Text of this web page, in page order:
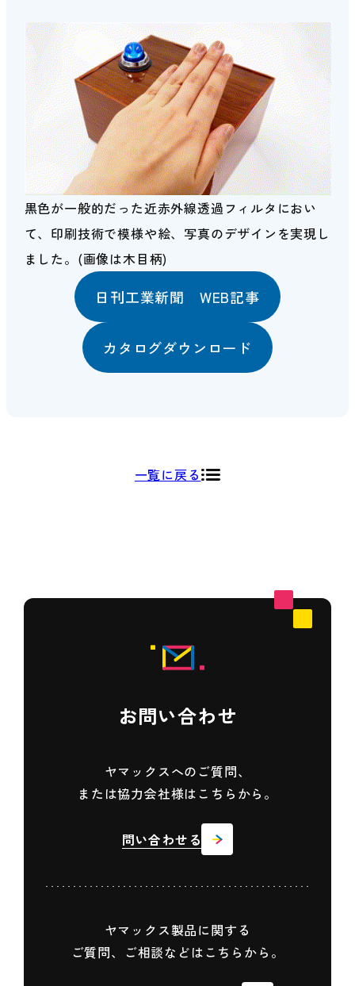
黒色が一般的だった近赤外線透過フィルタにおい
て、印刷技術で模様や絵、写真のデザインを実現し
ました。(画像は木目柄)
日刊工業新聞 WEB記事
カタログダウンロード
一覧に戻る
お問い合わせ
ヤマックスへのご質問、
または協力会社様はこちらから。
問い合わせる
ヤマックス製品に関する
ご質問、ご相談などはこちらから。